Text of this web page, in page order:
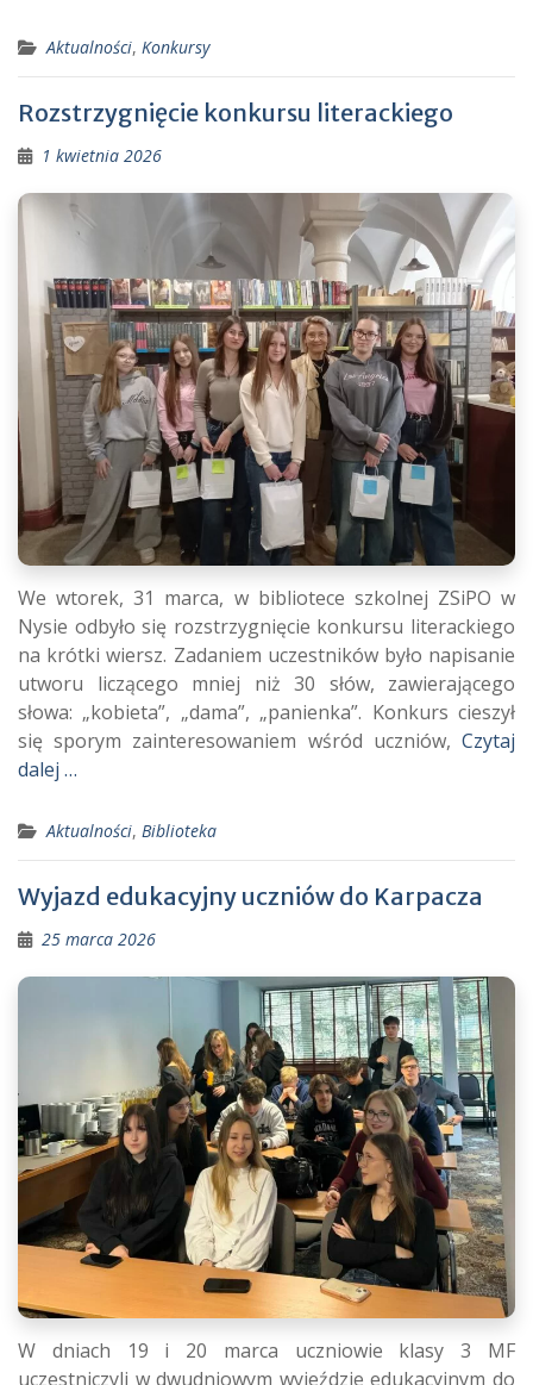
Aktualności, Konkursy
Rozstrzygnięcie konkursu literackiego
1 kwietnia 2026
We wtorek, 31 marca, w bibliotece szkolnej ZSiPO w
Nysie odbyło się rozstrzygnięcie konkursu literackiego
na krótki wiersz. Zadaniem uczestników było napisanie
utworu liczącego mniej niż 30 słów, zawierającego
słowa: „kobieta”, „dama”, „panienka”. Konkurs cieszył
się sporym zainteresowaniem wśród uczniów, Czytaj
dalej …
Aktualności, Biblioteka
Wyjazd edukacyjny uczniów do Karpacza
25 marca 2026
W dniach 19 i 20 marca uczniowie klasy 3 MF
uczestniczyli w dwudniowym wyjeździe edukacyjnym do